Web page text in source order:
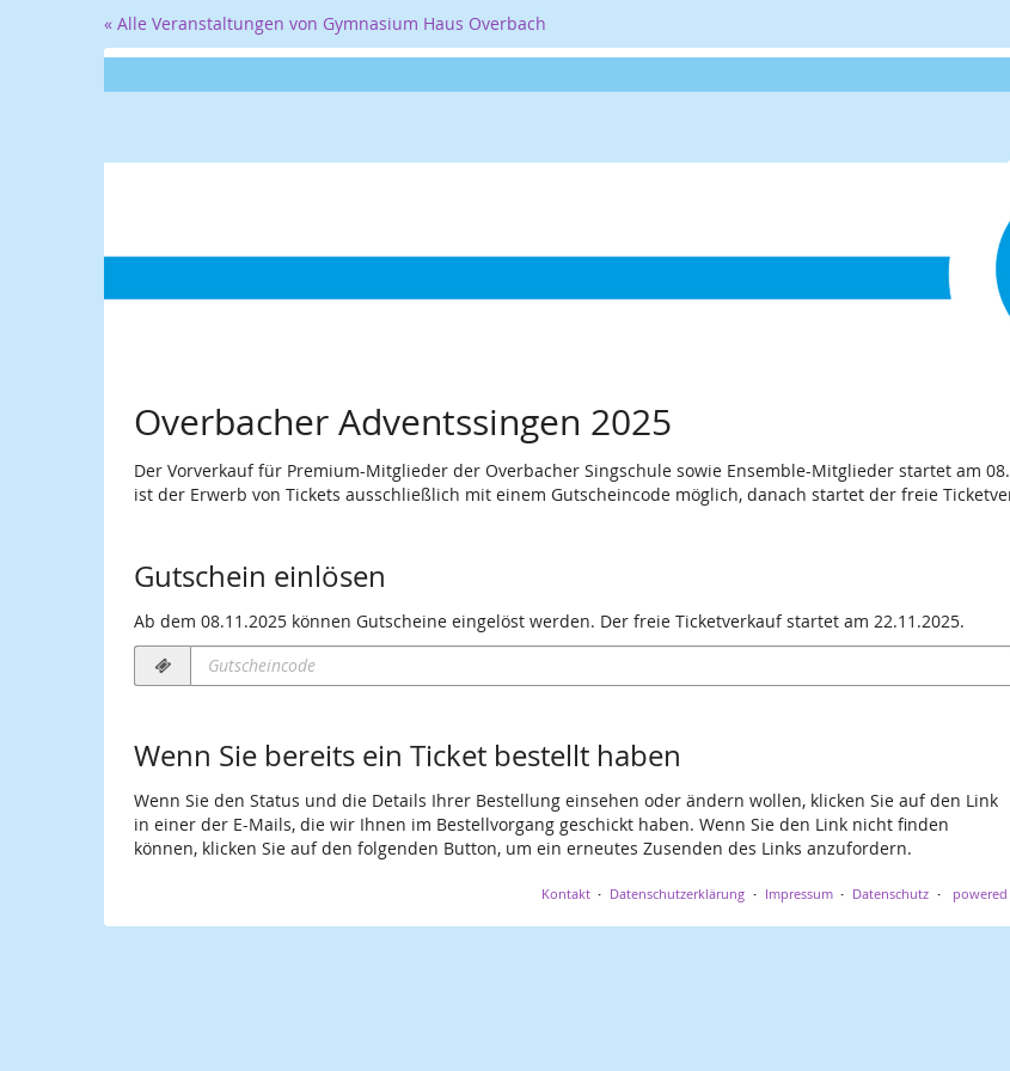
« Alle Veranstaltungen von Gymnasium Haus Overbach
Overbacher Adventssingen 2025
Der Vorverkauf für Premium-Mitglieder der Overbacher Singschule sowie Ensemble-Mitglieder startet am
ist der Erwerb von Tickets ausschließlich mit einem Gutscheincode möglich, danach startet der freie
Gutschein einlösen
Ab dem 08.11.2025 können Gutscheine eingelöst werden. Der freie Ticketverkauf startet am 22.11.2025.
Gutscheincode
erforderlich
Wenn Sie bereits ein Ticket bestellt haben
Wenn Sie den Status und die Details Ihrer Bestellung einsehen oder ändern wollen, klicken Sie auf den Link
in einer der E-Mails, die wir Ihnen im Bestellvorgang geschickt haben. Wenn Sie den Link nicht finden
können, klicken Sie auf den folgenden Button, um ein erneutes Zusenden des Links anzufordern.
Kontakt Datenschutzerklärung Impressum Datenschutz